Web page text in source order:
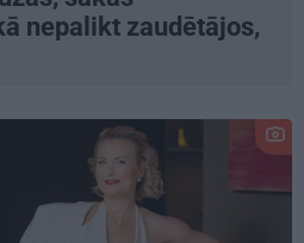
nepalikt zaudētājos,